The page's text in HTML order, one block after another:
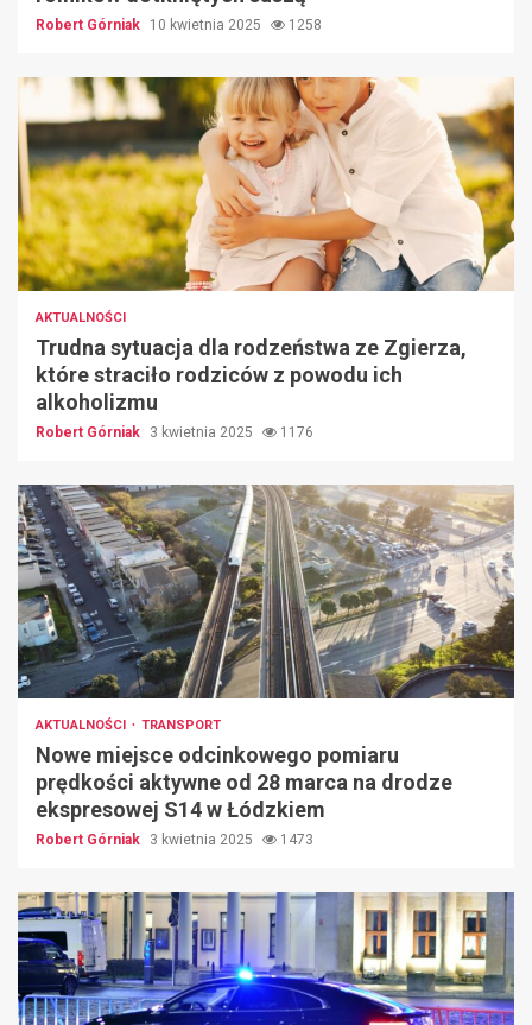
Robert Górniak 10 kwietnia 2025 1258
AKTUALNOŚCI
Trudna sytuacja dla rodzeństwa ze Zgierza,
które straciło rodziców z powodu ich
alkoholizmu
Robert Górniak 3 kwietnia 2025 1176
AKTUALNOŚCI TRANSPORT
Nowe miejsce odcinkowego pomiaru
prędkości aktywne od 28 marca na drodze
ekspresowej S14 w Łódzkiem
Robert Górniak 3 kwietnia 2025 1473